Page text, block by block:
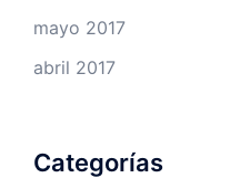
mayo 2017
abril 2017
Categorías